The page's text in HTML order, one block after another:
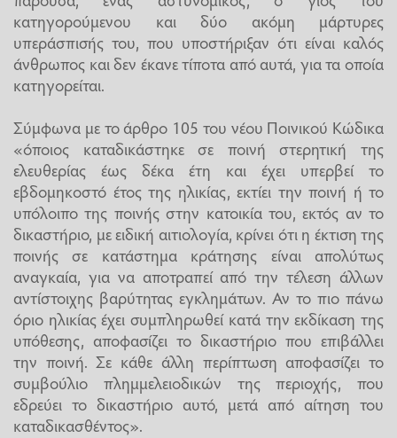
κατηγορούμενου και δύο ακόμη μάρτυρες
υπεράσπισής του, που υποστήριξαν ότι είναι καλός
άνθρωπος και δεν έκανε τίποτα από αυτά, για τα οποία
κατηγορείται.
Σύμφωνα με το άρθρο 105 του νέου Ποινικού Κώδικα
«όποιος καταδικάστηκε σε ποινή στερητική της
ελευθερίας έως δέκα έτη και έχει υπερβεί το
εβδομηκοστό έτος της ηλικίας, εκτίει την ποινή ή το
υπόλοιπο της ποινής στην κατοικία του, εκτός αν το
δικαστήριο, με ειδική αιτιολογία, κρίνει ότι η έκτιση της
ποινής σε κατάστημα κράτησης είναι απολύτως
αναγκαία, για να αποτραπεί από την τέλεση άλλων
αντίστοιχης βαρύτητας εγκλημάτων. Αν το πιο πάνω
όριο ηλικίας έχει συμπληρωθεί κατά την εκδίκαση της
υπόθεσης, αποφασίζει το δικαστήριο που επιβάλλει
την ποινή. Σε κάθε άλλη περίπτωση αποφασίζει το
συμβούλιο πλημμελειοδικών της περιοχής, που
εδρεύει το δικαστήριο αυτό, μετά από αίτηση του
καταδικασθέντος».